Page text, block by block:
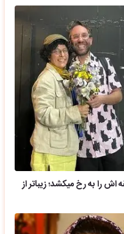
را به رخ میکشد؛ زیباتر از